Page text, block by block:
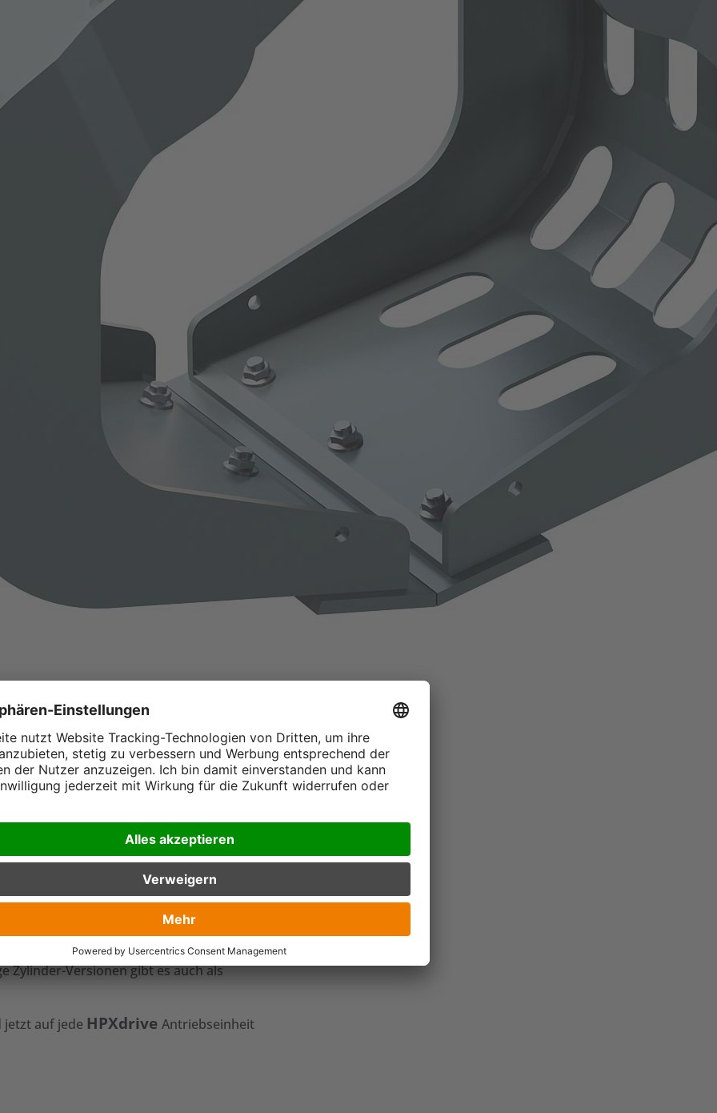
bis 9t:
9T …
wartungsarmen und
Sie bei der neuen Palette von
ausgestattet: niedrige Bauweise trifft
Abbruch- und Baustellen!
und zuverlässig! Statt durch den
Hydraulikzylindern betrieben.
Zylinder-Versionen gibt es auch als
jetzt auf jede HPXdrive Antriebseinheit